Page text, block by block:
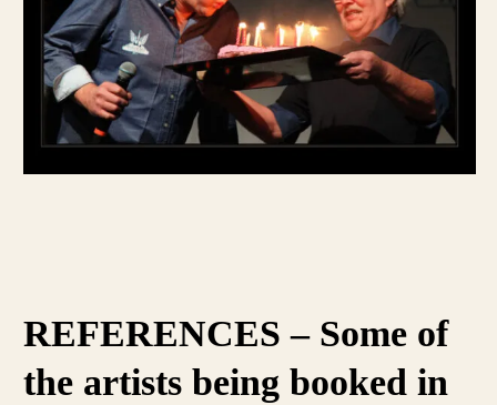
REFERENCES – Some of
the artists being booked in